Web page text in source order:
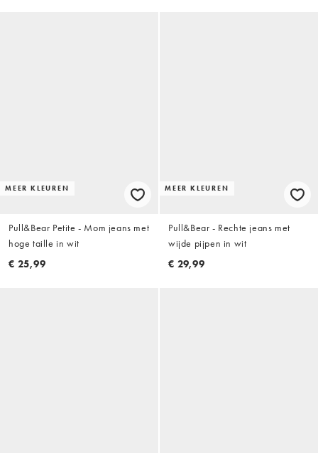
MEER KLEUREN
Pull&Bear Petite - Mom jeans met
hoge taille in wit
€ 25,99
MEER KLEUREN
Pull&Bear - Rechte jeans met
wijde pijpen in wit
€ 29,99